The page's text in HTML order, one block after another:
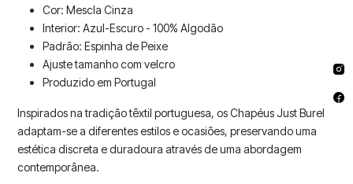
Cor: Mescla Cinza
Interior: Azul-Escuro - 100% Algodão
Padrão: Espinha de Peixe
Ajuste tamanho com velcro
Produzido em Portugal
Inspirados na tradição têxtil portuguesa, os Chapéus Just Burel
adaptam-se a diferentes estilos e ocasiões, preservando uma
estética discreta e duradoura através de uma abordagem
contemporânea.